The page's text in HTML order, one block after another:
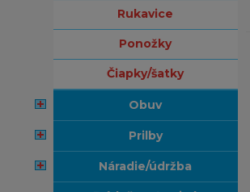
rukavice
ponožky
čiapky/šatky
obuv
prilby
náradie/údržba